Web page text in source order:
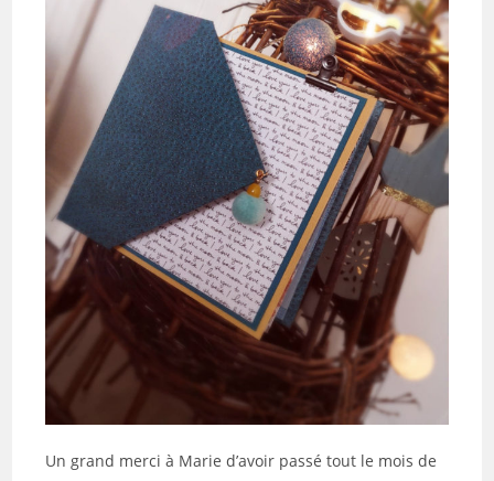
Un grand merci à Marie d’avoir passé tout le mois de